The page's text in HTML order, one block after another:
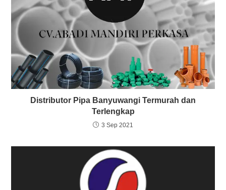
Distributor Pipa Banyuwangi Termurah dan
Terlengkap
3 Sep 2021